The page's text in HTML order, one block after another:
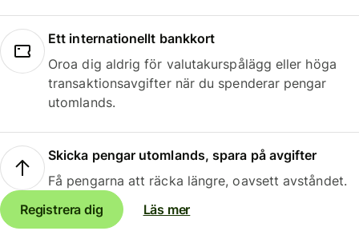
Ett internationellt bankkort
Oroa dig aldrig för valutakurspålägg eller höga
transaktionsavgifter när du spenderar pengar
utomlands.
Skicka pengar utomlands, spara på avgifter
Få pengarna att räcka längre, oavsett avståndet.
Registrera dig
Läs mer